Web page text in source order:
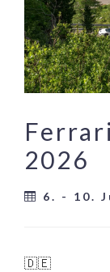
2026
6. - 10.
🇩🇪